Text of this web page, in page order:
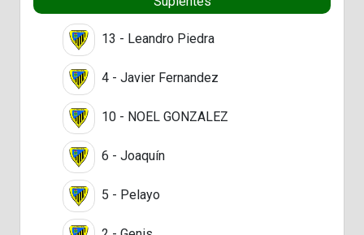
13 - Leandro Piedra
4 - Javier Fernandez
10 - NOEL GONZALEZ
6 - Joaquín
5 - Pelayo